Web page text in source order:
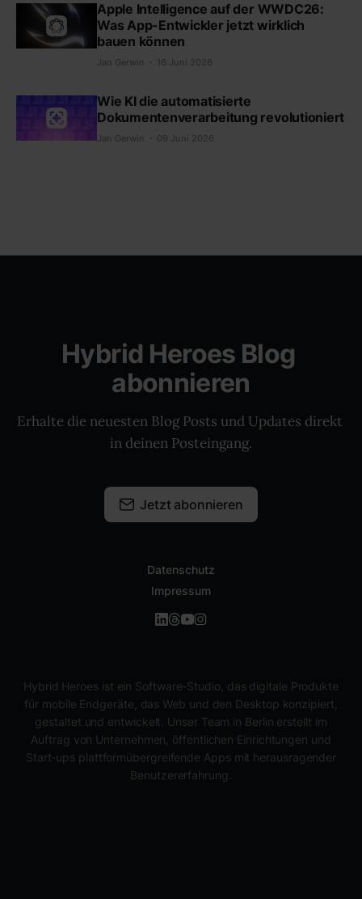
Apple Intelligence auf der WWDC26:
Was App-Entwickler jetzt wirklich
bauen können
Jan Gerwin 16 Juni 2026
Wie KI die automatisierte
Dokumentenverarbeitung revolutioniert
Jan Gerwin 09 Juni 2026
Hybrid Heroes Blog
abonnieren
Erhalte die neuesten Blog Posts und Updates direkt
in deinen Posteingang.
Jetzt abonnieren
Datenschutz
Impressum
Hybrid Heroes ist ein Software-Studio, das digitale Produkte
für mobile Endgeräte, das Web und den Desktop konzipiert,
gestaltet und entwickelt. Unser Team in Berlin erstellt im
Auftrag von Unternehmen, öffentlichen Einrichtungen und
Start-ups plattformübergreifende Apps mit herausragender
Benutzererfahrung.